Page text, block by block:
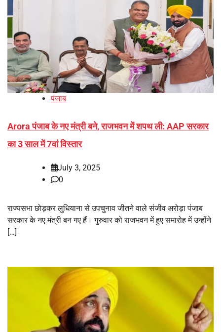
पंजाब
Arora पंजाब के नए मंत्री बने, राजभवन में शपथ ली: AAP सरकार
का 3 साल में 7वां विस्तार
July 3, 2025
0
राज्यसभा छोड़कर लुधियाना से उपचुनाव जीतने वाले संजीव अरोड़ा पंजाब
सरकार के नए मंत्री बन गए हैं। गुरुवार को राजभवन में हुए समारोह में उन्होंने
[…]